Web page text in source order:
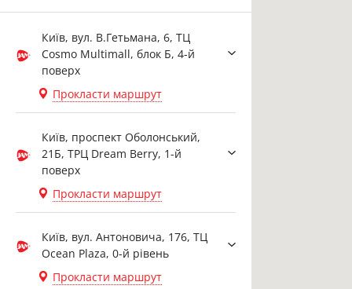
Київ, вул. В.Гетьмана, 6, ТЦ
Cosmo Multimall, блок Б, 4-й
поверх
Прокласти маршрут
Київ, проспект Оболонський,
21Б, ТРЦ Dream Berry, 1-й
поверх
Прокласти маршрут
Київ, вул. Антоновича, 176, ТЦ
Ocean Plaza, 0-й рівень
Прокласти маршрут